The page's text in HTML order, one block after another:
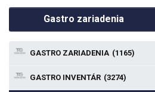
Gastro zariadenia
GASTRO ZARIADENIA (1165)
GASTRO INVENTÁR (3274)